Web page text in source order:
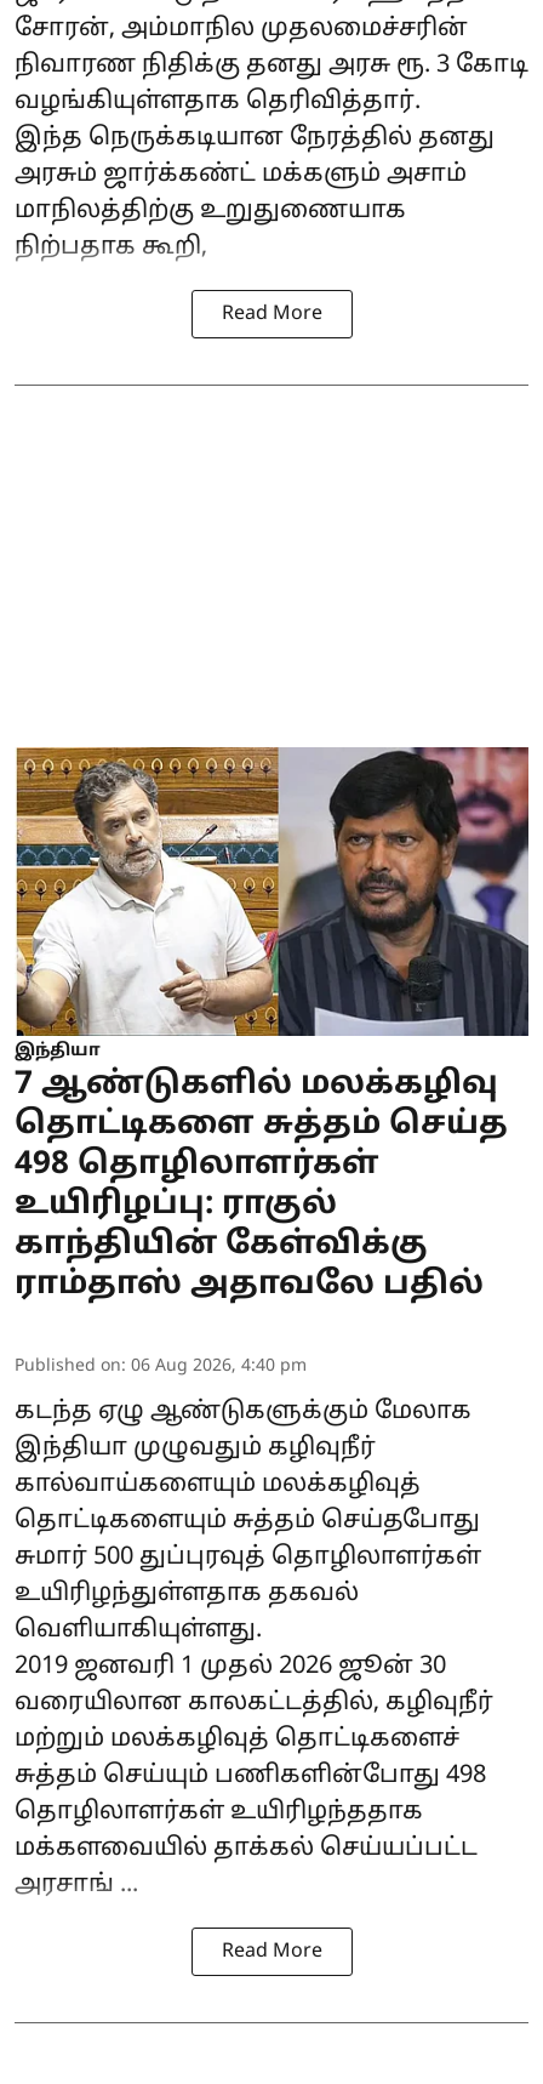
சோரன், அம்மாநில முதலமைச்சரின்
நிவாரண நிதிக்கு தனது அரசு ரூ. 3 கோடி
வழங்கியுள்ளதாக தெரிவித்தார்.
இந்த நெருக்கடியான நேரத்தில் தனது
அரசும் ஜார்க்கண்ட் மக்களும் அசாம்
மாநிலத்திற்கு உறுதுணையாக
நிற்பதாக கூறி,
Read More
இந்தியா
7 ஆண்டுகளில் மலக்கழிவு
தொட்டிகளை சுத்தம் செய்த
498 தொழிலாளர்கள்
உயிரிழப்பு: ராகுல்
காந்தியின் கேள்விக்கு
ராம்தாஸ் அதாவலே பதில்
Published on: 06 Aug 2026, 4:40 pm
கடந்த ஏழு ஆண்டுகளுக்கும் மேலாக
இந்தியா முழுவதும் கழிவுநீர்
கால்வாய்களையும் மலக்கழிவுத்
தொட்டிகளையும் சுத்தம் செய்தபோது
சுமார் 500 துப்புரவுத் தொழிலாளர்கள்
உயிரிழந்துள்ளதாக தகவல்
வெளியாகியுள்ளது.
2019 ஜனவரி 1 முதல் 2026 ஜூன் 30
வரையிலான காலகட்டத்தில், கழிவுநீர்
மற்றும் மலக்கழிவுத் தொட்டிகளைச்
சுத்தம் செய்யும் பணிகளின்போது 498
தொழிலாளர்கள் உயிரிழந்ததாக
மக்களவையில் தாக்கல் செய்யப்பட்ட
அரசாங் ...
Read More